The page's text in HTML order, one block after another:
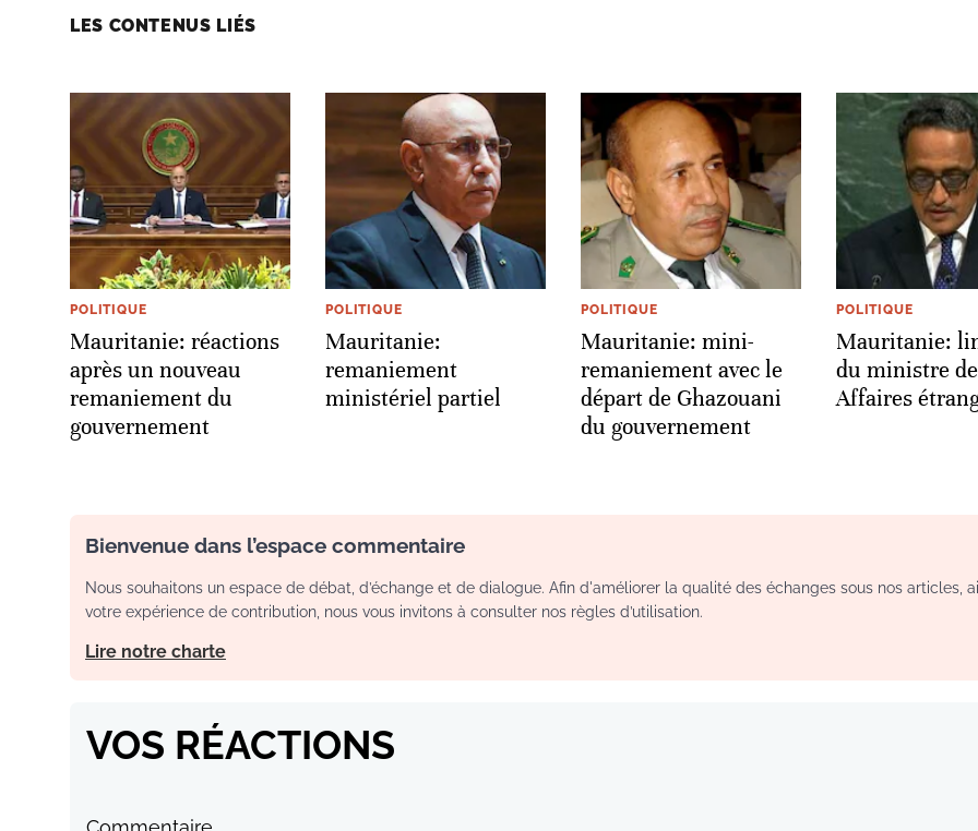
LES CONTENUS LIÉS
POLITIQUE
Mauritanie: réactions
après un nouveau
remaniement du
gouvernement
POLITIQUE
Mauritanie:
remaniement
ministériel partiel
POLITIQUE
Mauritanie: mini-
remaniement avec le
départ de Ghazouani
du gouvernement
POLITIQUE
Mauritanie:
du ministre
Affaires
Bienvenue dans l’espace commentaire
Nous souhaitons un espace de débat, d’échange et de dialogue. Afin d'améliorer la qualité des échanges sous nos articles,
votre expérience de contribution, nous vous invitons à consulter nos règles d’utilisation.
Lire notre charte
VOS RÉACTIONS